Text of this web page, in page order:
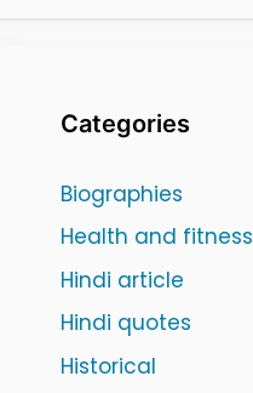
Categories
Biographies
Health and fitness
Hindi article
Hindi quotes
Historical